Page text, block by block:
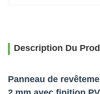
Description Du
Panneau de